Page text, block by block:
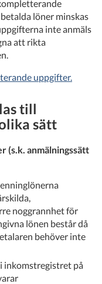
löner minskas
inte anmäls
att rikta
uppgifter.
till
sätt
(s.k. anmälningssätt
noggrannhet för
lönen består då
behöver inte
inkomstregistret på